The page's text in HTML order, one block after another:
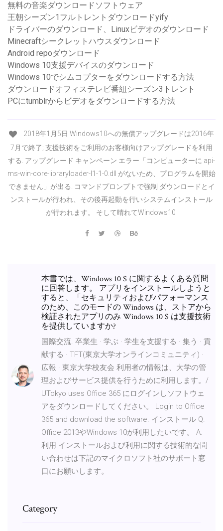
無料の音楽ダウンロードソフトウェア
王朝シーズン1フルトレントダウンロードyify
ドライバーのダウンロード、Linuxビデオのダウンロード
Minecraftシークレットハウスダウンロード
Android repoダウンロード
Windows 10支援デバイスのダウンロード
Windows 10でシムコプターをダウンロードする方法
ダウンロードオフィステレビ番組シーズン3トレント
PCにtumblrからビデオをダウンロードする方法
2018年1月5日 Windows10への無償アップグレードは2016年
7月で終了; 支援技術をご利用のお客様向けアップグレードを利用
する. アップグレード キャンペーン エラー「コンピューターに api-
ms-win-core-libraryloader-l1-1-0.dll がないため、プログラムを開始
できません」が出る. コマンドプロンプトで強制 ダウンロードとイ
ンストールが行われ、その後再起動を行いシステムインストール
が行われます。 そして晴れてWindows10
本書では、Windows 10 S に関するよくある質問
に回答します。 アプリをインストールしようと
すると、「セキュリティおよびパフォーマンス
のため、このモードの Windows は、ストアから
検証されたアプリのみ Windows 10 S は支援技術
を提供していますか?
国際交流. 卒業生 · 学ぶ · 学生を支援する · 集う · 貢
献する · TFT(東京大学オンラインコミュニティ) ·
広報 · 東京大学校友会 利用者の情報は、大学の管
理およびサービス提供を行うために利用します。/
UTokyo uses Office 365 にログインしソフトウェ
アをダウンロードしてください。 Login to Office
365 and download the software. インストール Q.
Office 2013やWindows 10が利用したいです。 A.
利用 インストールおよび利用に関する技術的な問
い合わせは下記のマイクロソフト社のサポート窓
口にお願いします。
Category